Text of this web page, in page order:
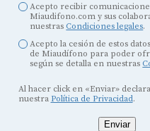
Acepto recibir
Miaudifono.com y sus
nuestras Condiciones legales.
Acepto la cesión de estos
de Miaudífono para poder
según se detalla en nuestras
Al hacer click en «Enviar»
nuestra Política de Privacidad.
Enviar